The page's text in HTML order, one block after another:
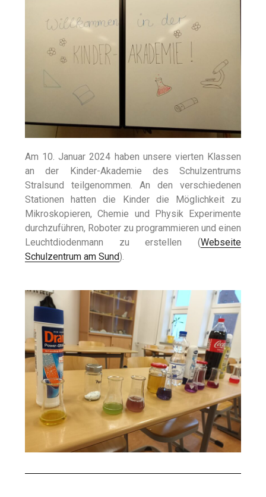
Am 10. Januar 2024 haben unsere vierten Klassen
an der Kinder-Akademie des Schulzentrums
Stralsund teilgenommen. An den verschiedenen
Stationen hatten die Kinder die Möglichkeit zu
Mikroskopieren, Chemie und Physik Experimente
durchzuführen, Roboter zu programmieren und einen
Leuchtdiodenmann zu erstellen (Webseite
Schulzentrum am Sund).